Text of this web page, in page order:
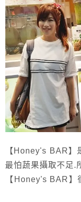
【Honey's BAR】
最怕蔬果攝取不足.
【Honey's BAR